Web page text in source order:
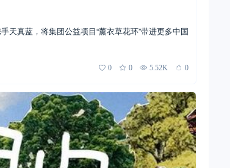
天真蓝，将集团公益项目“薰衣草花环”带进更多中国
0 0 5.52K 0